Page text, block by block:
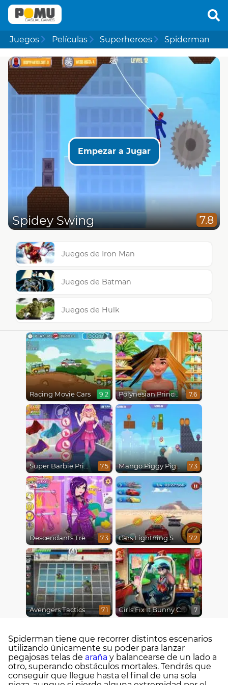
Juegos Películas Superheroes Spiderman
Empezar a Jugar
Spidey Swing 7.8
Juegos de Iron Man
Juegos de Batman
Juegos de Hulk
Racing Movie Cars 9.2 Polynesian Princess Real Haircuts 7.6
Super Barbie Princess and Rockstar 7.5 Mango Piggy Piggy Hero 7.3
Descendants Trendsetters 7.3 Cars Lightning Speed 7.2
Avengers Tactics 7.1 Girls Fix It Bunny Car 7
Spiderman tiene que recorrer distintos escenarios
utilizando únicamente su poder para lanzar
pegajosas telas de araña y balancearse de un lado a
otro, superando obstáculos mortales. Tendrás que
conseguir que llegue hasta el final de una sola